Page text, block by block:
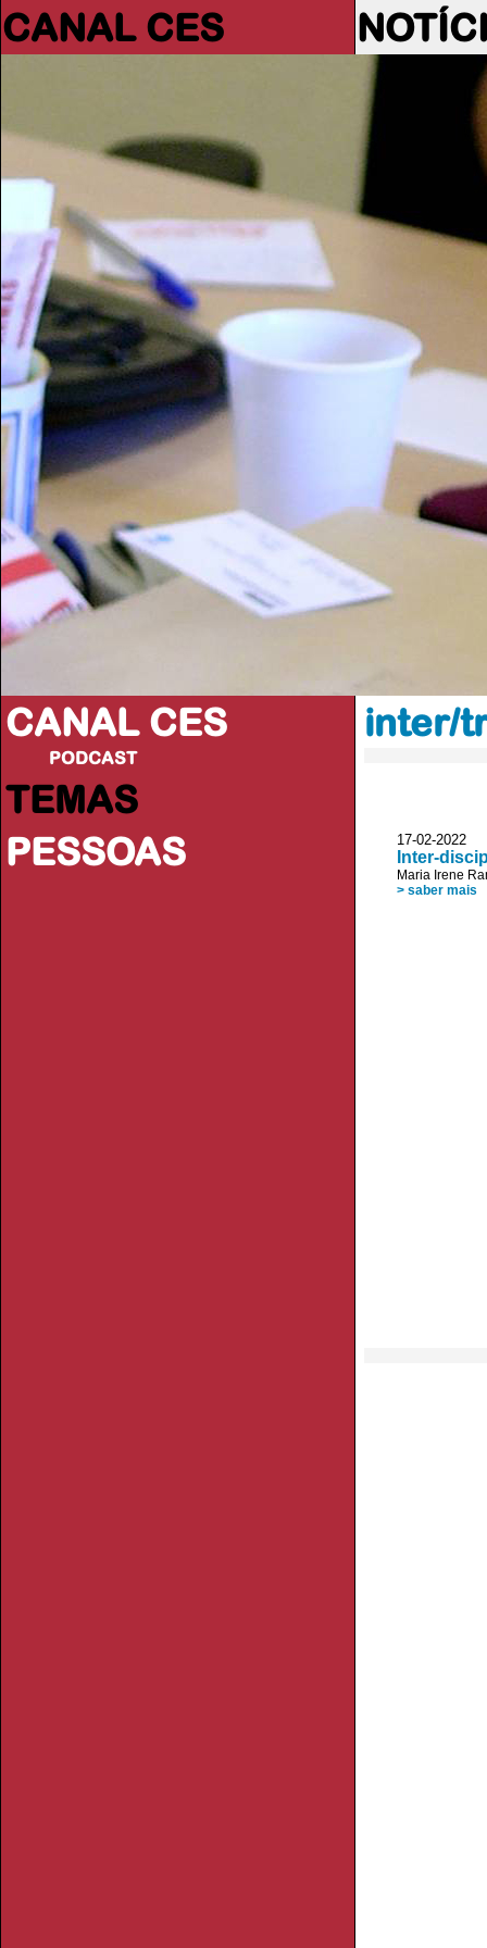
CANAL CES
CANAL CES
PODCAST
TEMAS
PESSOAS
inter/
17-02-
Inter-
Maria Irene
> saber mais